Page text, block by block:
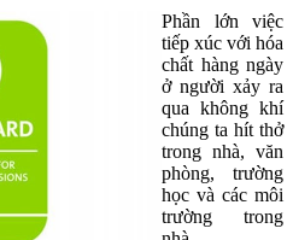
Phần lớn việc
tiếp xúc với hóa
chất hàng ngày
ở người xảy ra
qua không khí
chúng ta hít thở
trong nhà, văn
phòng, trường
học và các môi
trường trong